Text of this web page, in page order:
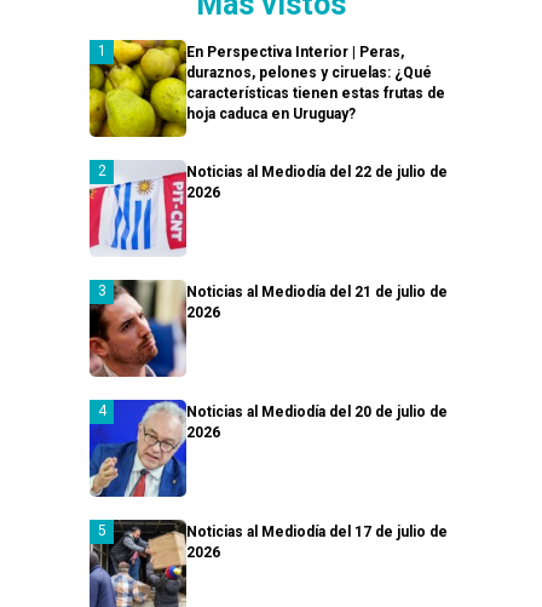
En Perspectiva Interior | Peras,
duraznos, pelones y ciruelas: ¿Qué
características tienen estas frutas de
hoja caduca en Uruguay?
Noticias al Mediodía del 22 de julio de
2026
Noticias al Mediodía del 21 de julio de
2026
Noticias al Mediodía del 20 de julio de
2026
Noticias al Mediodía del 17 de julio de
2026